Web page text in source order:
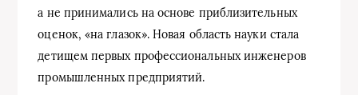
а не принимались на основе приблизительных
оценок, «на глазок». Новая область науки стала
детищем первых профессиональных инженеров
промышленных предприятий.